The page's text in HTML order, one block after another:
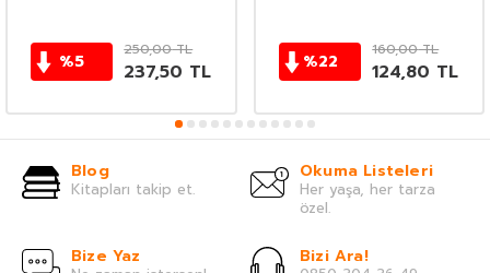
%5
250,00TL
237,50 TL %22
160,00TL
124,80 TL
Blog
Kitapları takip et.
Okuma Listeleri
Her yaşa, her tarza
özel.
Bize Yaz Bizi Ara!